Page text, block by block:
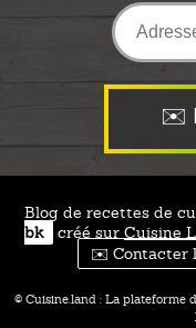
Blog de recettes de
bk
créé sur Cuisine
✉️ Contacter
© Cuisine.land : La plateforme